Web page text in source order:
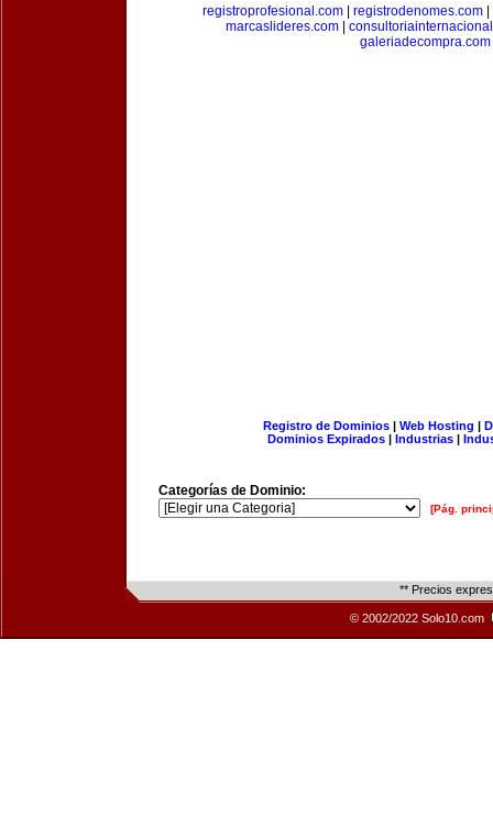
registroprofesional.com| registrodenomes.com|
marcaslideres.com
galeriadecompra.com
Registro de Dominios| Web Hosting |
Dominios Expirados | Industrias |
Categorías de Dominio:
[Pág.
** Precios
© 2002/2022 Solo10.com